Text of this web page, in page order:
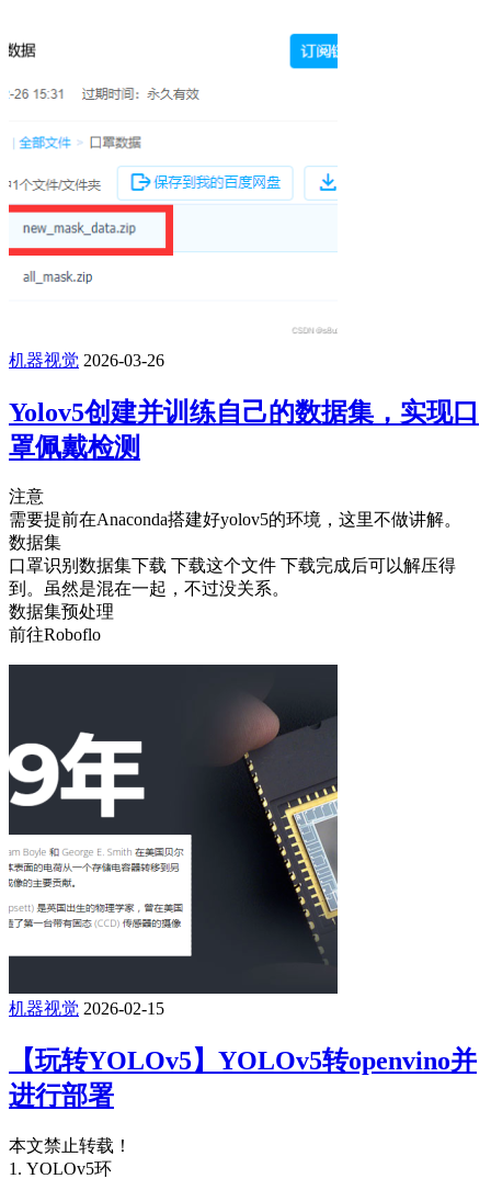
机器视觉 2026-03-26
Yolov5创建并训练自己的数据集，实现口
罩佩戴检测
注意
需要提前在Anaconda搭建好yolov5的环境，这里不做讲解。
数据集
口罩识别数据集下载 下载这个文件 下载完成后可以解压得
到。虽然是混在一起，不过没关系。
数据集预处理
前往Roboflo
机器视觉 2026-02-15
【玩转YOLOv5】YOLOv5转openvino并
进行部署
本文禁止转载！
1. YOLOv5环